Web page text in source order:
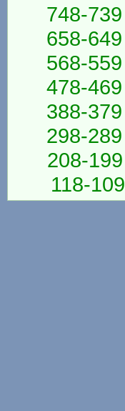
748-739
658-649
568-559
478-469
388-379
298-289
208-199
118-109